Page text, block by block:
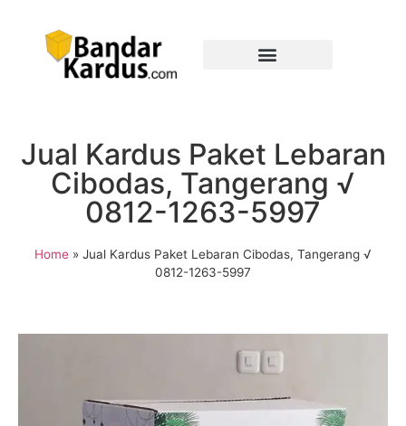
Jual Kardus Paket Lebaran
Cibodas, Tangerang √
0812-1263-5997
Home » Jual Kardus Paket Lebaran Cibodas, Tangerang √
0812-1263-5997